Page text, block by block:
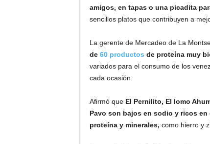
amigos, en tapas o una picadita
sencillos platos que contribuyen a
La gerente de Mercadeo de La
de 60 productos de proteína muy
variados para el consumo de los
cada ocasión.
Afirmó que El Pernilito, El lomo
Pavo son bajos en sodio y ricos en
proteína y minerales, como hierro y